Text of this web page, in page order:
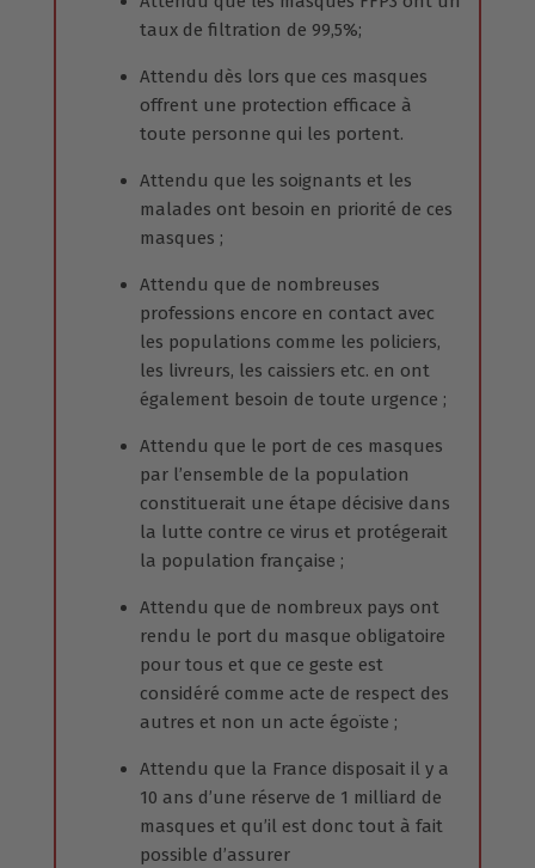
taux de filtration de 99,5%;
Attendu dès lors que ces masques
offrent une protection efficace à
toute personne qui les portent.
Attendu que les soignants et les
malades ont besoin en priorité de ces
masques ;
Attendu que de nombreuses
professions encore en contact avec
les populations comme les policiers,
les livreurs, les caissiers etc. en ont
également besoin de toute urgence ;
Attendu que le port de ces masques
par l’ensemble de la population
constituerait une étape décisive dans
la lutte contre ce virus et protégerait
la population française ;
Attendu que de nombreux pays ont
rendu le port du masque obligatoire
pour tous et que ce geste est
considéré comme acte de respect des
autres et non un acte égoïste ;
Attendu que la France disposait il y a
10 ans d’une réserve de 1 milliard de
masques et qu’il est donc tout à fait
possible d’assurer